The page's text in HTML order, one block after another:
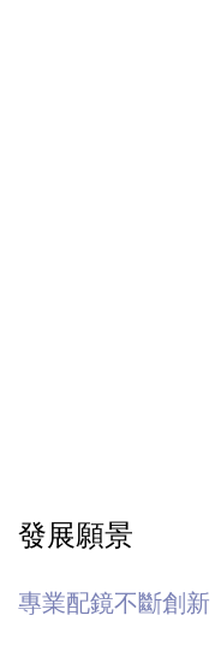
發展願景
專業配鏡不斷創新